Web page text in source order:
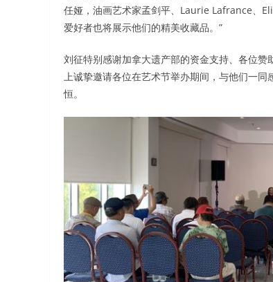
任娅，油画艺术家孟剑平、Laurie Lafrance、
爱好者也将展示他们的精美收藏品。”
刘征特别感谢加拿大遗产部的资金支持、各位
上诚挚邀请各位在艺术节举办期间，与他们一
恒。